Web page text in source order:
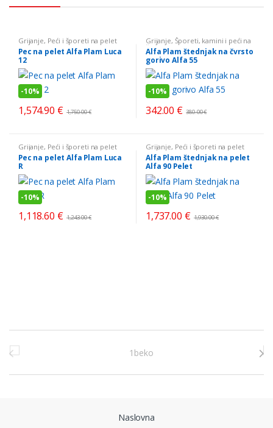
Grijanje, Peći i šporeti na pelet
Pec na pelet Alfa Plam Luca
12
-10%
1,574.90 € 1,750.00€
Grijanje, Šporeti, kamini i peći na
čvrsto gorivo
Alfa Plam štednjak na čvrsto
gorivo Alfa 55
-10%
342.00 € 380.00€
Grijanje, Peći i šporeti na pelet
Pec na pelet Alfa Plam Luca
R
-10%
1,118.60 € 1,243.00€
Grijanje, Peći i šporeti na pelet
Alfa Plam štednjak na pelet
Alfa 90 Pelet
-10%
1,737.00 € 1,930.00€
Brands Carousel
Naslovna